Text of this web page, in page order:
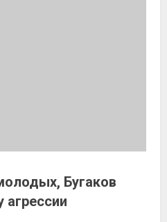
Бугаков
агрессии